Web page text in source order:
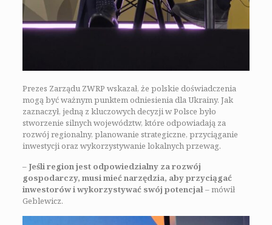
Prezes Zarządu ZWRP wskazał, że polskie doświadczenia
mogą być ważnym punktem odniesienia dla Ukrainy. Jak
zaznaczył, jedną z kluczowych decyzji w Polsce było
stworzenie silnych województw, które odpowiadają za
rozwój regionalny, planowanie strategiczne, przyciąganie
inwestycji oraz wykorzystywanie lokalnych przewag.
– Jeśli region jest odpowiedzialny za rozwój
gospodarczy, musi mieć narzędzia, aby przyciągać
inwestorów i wykorzystywać swój potencjał– mówił
Geblewicz.